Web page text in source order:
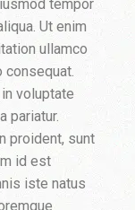
tempor
Ut enim
ullamco
consequat.
voluptate
pariatur.
proident, sunt
id est
iste natus